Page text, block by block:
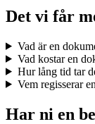
Det vi får
Vad är en
Vad kostar en
Hur lång tid tar
Vem regisserar
Har ni en